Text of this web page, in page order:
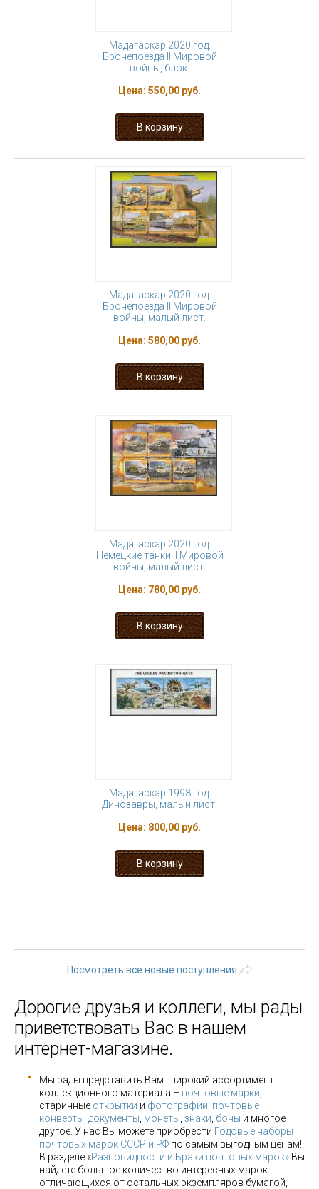
Мадагаскар 2020 год.
Бронепоезда II Мировой
войны, блок.
Цена: 550,00 руб.
Мадагаскар 2020 год.
Бронепоезда II Мировой
войны, малый лист.
Цена: 580,00 руб.
Мадагаскар 2020 год.
Немецкие танки II Мировой
войны, малый лист.
Цена: 780,00 руб.
Мадагаскар 1998 год.
Динозавры, малый лист.
Цена: 800,00 руб.
Посмотреть все новые поступления
Дорогие друзья и коллеги, мы рады
приветствовать Вас в нашем
интернет-магазине.
Мы рады представить Вам широкий ассортимент
коллекционного материала – почтовые марки
старинные открытки и фотографии почтовые
конверты документы монеты знаки боны и многое
другое. У нас Вы можете приобрести Годовые наборы
почтовых марок СССР и РФ по самым выгодным ценам!
В разделе «Разновидности и Браки почтовых марок» Вы
найдете большое количество интересных марок
отличающихся от остальных экземпляров бумагой,